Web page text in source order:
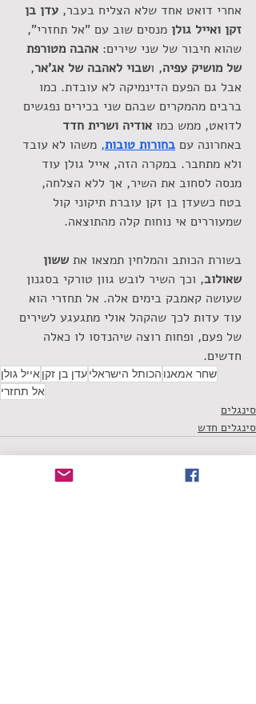
אחרי דואט אחד שלא הצליח בעבר, עדן בן
זקן ואייל גולן מנסים שוב עם "אל תחזרי",
שהוא חיבור של שני שירים: אהבה מטורפת
של מושיק עפיה, ושבוי לאהבה של אג'אר,
אבל גם הפעם הדינמיקה לא עובדת. כמו
ברבים מהמקרים שבהם שני בכירים נפגשים
לדואט, ממש כמו אודיה ושרית חדד
באחרונה עם בחורות טובות, משהו לא עובד
ולא מתחבר. במקרה הזה, אייל גולן עוד
מנסה לסחוב את השיר, אך ללא הצלחה,
בטח כשעדן בן זקן עוברת תיקוני קול
שמעוררים אי נוחות קלה מהתוצאה.
בשורת הכותב והמלחין תמצאו את ששון
שאולוב, וכך השיר לובש גוון טורקי בסגנון
שעושה קאמבק בימים אלה. אל תחזרי הוא
עוד עדות לכך שהקהל אולי מתגעגע לשירים
של פעם, ופחות רוצה שיהנדסו לו כאלה
חדשים.
שחר אמאנו הכותל הישראליעדן בן זקן אייל גולן
אל תחזרי
סינגלים
סינגלים חדש